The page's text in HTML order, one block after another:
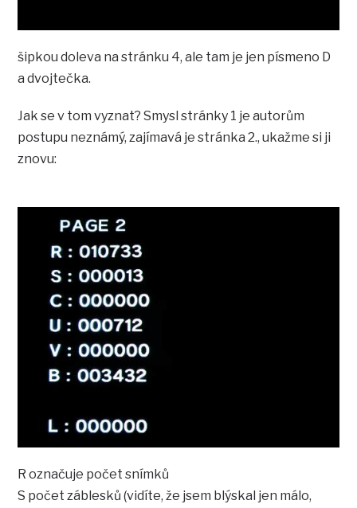
šipkou doleva na stránku 4, ale tam je jen písmeno D
a dvojtečka.
Jak se v tom vyznat? Smysl stránky 1 je autorům
postupu neznámý, zajímavá je stránka 2., ukažme si ji
znovu:
R označuje počet snímků
S počet záblesků (vidíte, že jsem blýskal jen málo,